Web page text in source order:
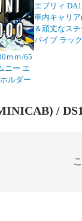
ｍｍ/65
ニー エ
ルダー
エブリィ
車内キャリ
＆頑丈なス
パイプ ラッ
/